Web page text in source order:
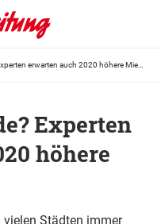
Experten
höhere
Städten immer